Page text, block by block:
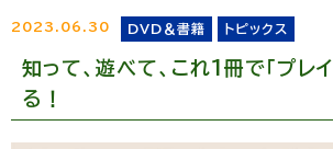
2023.06.30 DVD＆書籍 トピックス
知って、遊べて、これ1冊で「プレ
る！